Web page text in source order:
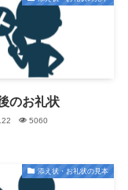
のお礼状
5060
添え状・お礼状の見本